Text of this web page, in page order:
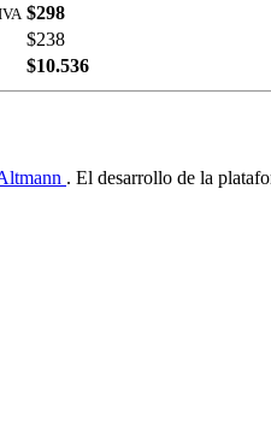
$298
$238
$10.536
. El desarrollo de la